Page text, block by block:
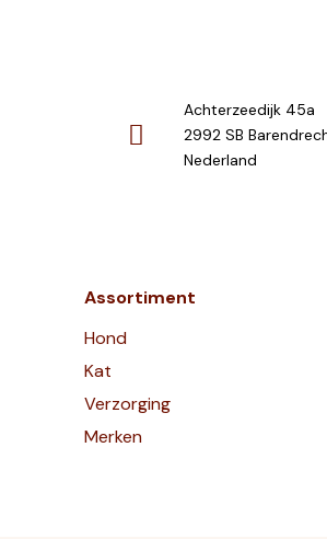
Achterzeedijk 45a
2992 SB
Nederland
Assortiment
Hond
Kat
Verzorging
Merken